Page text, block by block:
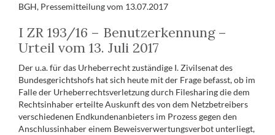
BGH, Pressemitteilung vom 13.07.2017
I ZR 193/16 – Benutzerkennung –
Urteil vom 13. Juli 2017
Der u.a. für das Urheberrecht zuständige I. Zivilsenat des
Bundesgerichtshofs hat sich heute mit der Frage befasst, ob im
Falle der Urheberrechtsverletzung durch Filesharing die dem
Rechtsinhaber erteilte Auskunft des von dem Netzbetreibers
verschiedenen Endkundenanbieters im Prozess gegen den
Anschlussinhaber einem Beweisverwertungsverbot unterliegt,